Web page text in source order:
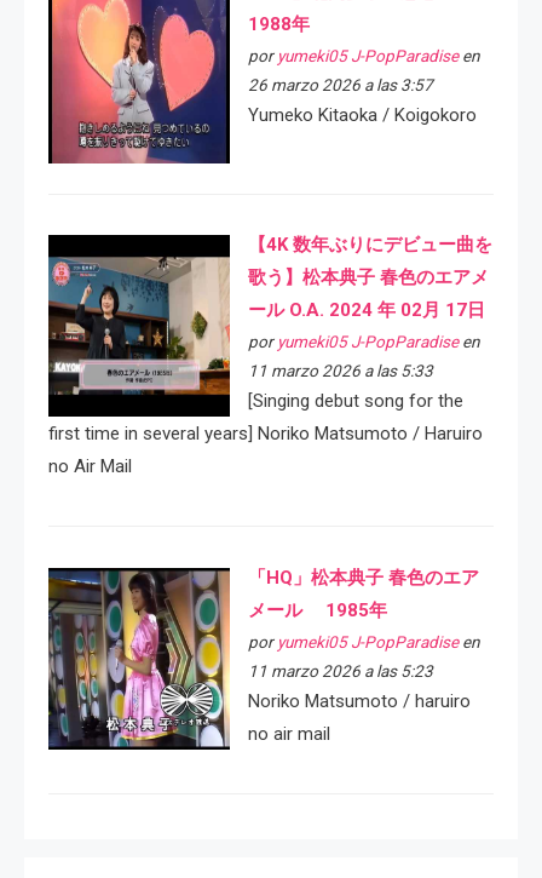
1988年
por yumeki05 J-PopParadiseen
26 marzo 2026 a las 3:57
Yumeko Kitaoka / Koigokoro
【4K 数年ぶりにデビュー曲を
歌う】松本典子 春色のエアメ
ール O.A. 2024 年 02月 17日
por yumeki05 J-PopParadiseen
11 marzo 2026 a las 5:33
[Singing debut song for the
first time in several years] Noriko Matsumoto / Haruiro
no Air Mail
「HQ」松本典子 春色のエア
メール 1985年
por yumeki05 J-PopParadiseen
11 marzo 2026 a las 5:23
Noriko Matsumoto / haruiro
no air mail